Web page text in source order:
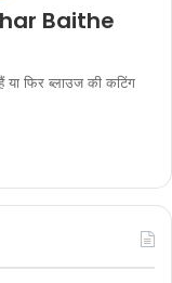
Baithe
या फिर ब्लाउज की कटिंग